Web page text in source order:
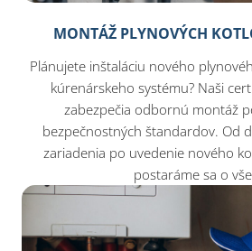
MONTÁŽ PLYNOVÝCH
Plánujete inštaláciu nového
kúrenárskeho systému? Naši
zabezpečia odbornú montáž
bezpečnostných štandardov. Od
zariadenia po uvedenie nového
postaráme sa o